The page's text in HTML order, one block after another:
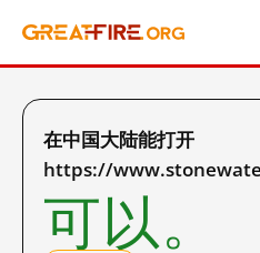
在中国大陆能打开
https://
可以。